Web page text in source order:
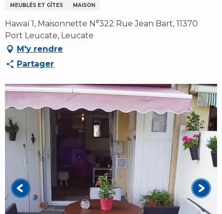
MEUBLÉS ET GÎTES MAISON
Hawaï 1, Maisonnette N°322 Rue Jean Bart, 11370
Port Leucate, Leucate
M'y rendre
Partager